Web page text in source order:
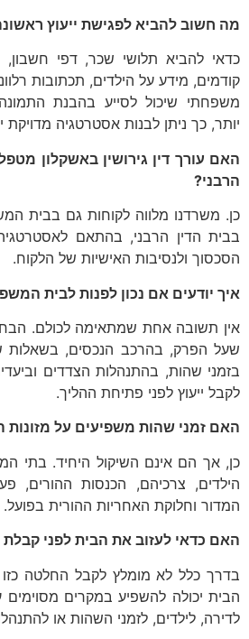
מה חשוב להביא לפגישת ייעוץ
כדאי להביא תלושי שכר, דפי
קודמים, מידע על הילדים, תכתובות
משפחתי שיכול לסייע בהבנת
יותר, כך ניתן לבנות אסטרטגיה מדויקת
האם עורך דין גירושין באשקלון
הרבני?
כן. משרדנו מלווה לקוחות גם בבית
בבית הדין הרבני, בהתאם
הסכסוך ולנסיבות האישיות של הלקוח.
איך יודעים אם נכון לפנות לבית
אין תשובה אחת שמתאימה לכולם.
שעל הפרק, בהרכב הנכסים, בשאלות
בזמני שהות, בהתנהלות הצדדים
לקבל ייעוץ לפני פתיחת ההליך.
האם זמני שהות משפיעים על מזונות
כן, אך הם אינם השיקול היחיד. בתי
הילדים, צרכיהם, הכנסות ההורים,
המדור וחלוקת האחריות ההורית בפועל.
האם כדאי לעזוב את הבית לפני קבלת
בדרך כלל לא מומלץ לקבל החלטה כזו
הבית יכולה להשפיע במקרים מסוימים
לדירה, לילדים, לזמני השהות או